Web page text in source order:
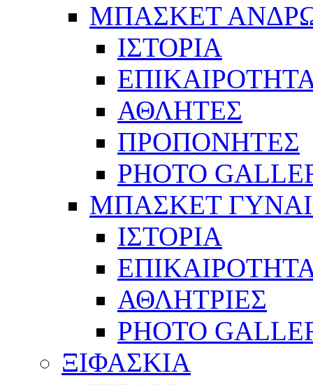
ΜΠΑΣΚΕΤ
ΙΣΤΟΡΙΑ
ΑΘΛΗΤΕΣ
ΠΡΟΠΟΝΗΤΕΣ
PHOTO
ΜΠΑΣΚΕΤ
ΙΣΤΟΡΙΑ
ΑΘΛΗΤΡΙΕΣ
PHOTO
ΞΙΦΑΣΚΙΑ